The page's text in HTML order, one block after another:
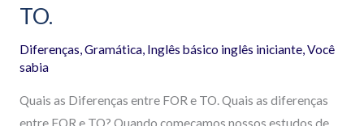
TO.
Diferenças,Gramática, Inglês básico inglês iniciante,Você
sabia
Quais as Diferenças entre FOR e TO. Quais as diferenças
entre FOR e TO? Quando começamos nossos estudos de